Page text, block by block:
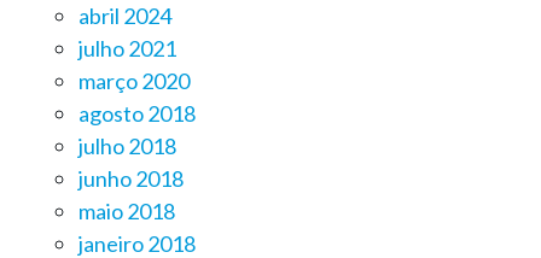
abril 2024
julho 2021
março 2020
agosto 2018
julho 2018
junho 2018
maio 2018
janeiro 2018